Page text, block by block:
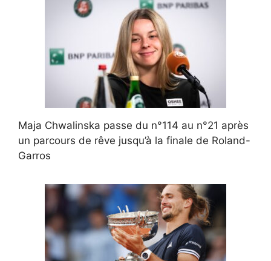
Maja Chwalinska passe du n°114 au n°21 après
un parcours de rêve jusqu’à la finale de Roland-
Garros